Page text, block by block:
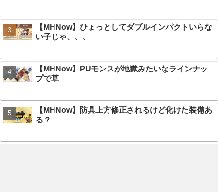
【MHNow】ひょっとしてダブルインパクトいらな
い子じゃ、、、
【MHNow】PUモンスが地獄みたいなラインナッ
プで草
【MHNow】防具上方修正されるけど化けた装備あ
る？